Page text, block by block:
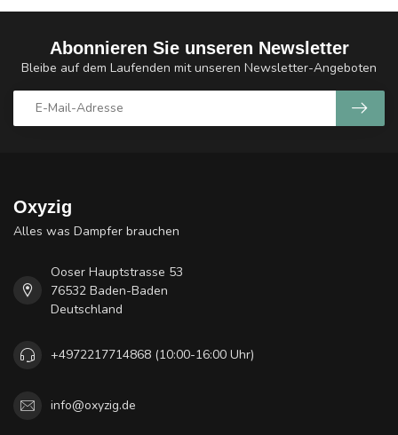
Abonnieren Sie unseren Newsletter
Bleibe auf dem Laufenden mit unseren Newsletter-Angeboten
Oxyzig
Alles was Dampfer brauchen
Ooser Hauptstrasse 53
76532 Baden-Baden
Deutschland
+4972217714868 (10:00-16:00 Uhr)
info@oxyzig.de